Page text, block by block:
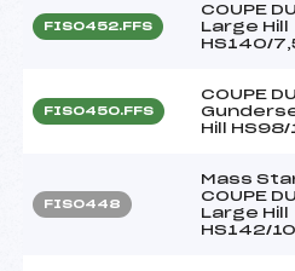
FIS0452.FFS
COUPE
Large Hill
HS140/
FIS0450.FFS
COUPE
Hill
FIS0448
Mass
COUPE
Large Hill
HS142/